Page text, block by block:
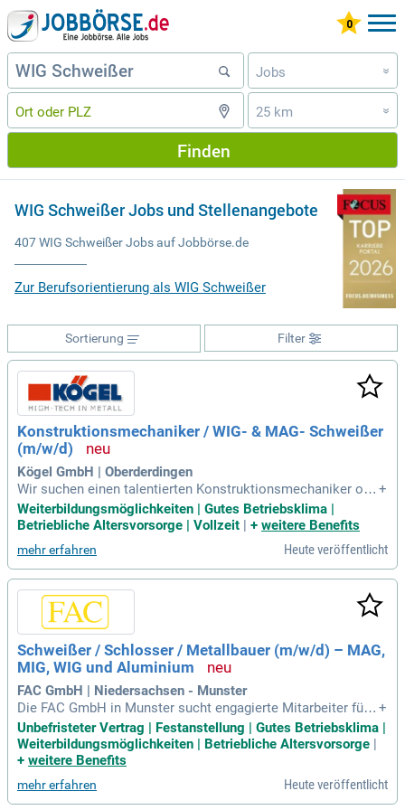
Jobs »
25 km »
Finden
WIG Schweißer Jobs und Stellenangebote
407 WIG Schweißer Jobs auf Jobbörse.de
Zur Berufsorientierung als WIG Schweißer
Filter
Sortierung
Konstruktionsmechaniker / WIG- & MAG- Schweißer
(m/w/d)
Kögel GmbH | Oberderdingen
Wir suchen einen talentierten Konstruktionsmechaniker ode
r WIG- & MAG-Schweißer (m/w/d), um unser Team zu verstä
rken. Zu den Hauptaufgaben gehören das Vorbereiten von S
chweißnähten, das Heften sowie das WIG- und MAG-Schwei
ßen. Zudem sind Sie verantwortlich für die Durchführung vo
n Sicht- und Qualitätskontrollen der gefertigten Werkstücke.
Eine abgeschlossene technische Berufsausbildung und meh
rjährige Erfahrung im Schweißen sind essenziell. Wir schätz
en eine selbstständige und sorgfältige Arbeitsweise sowie
Teamfähigkeit. Profitieren Sie von einem abwechslungsreic
hen Arbeitsplatz in einem dynamischen Unternehmen, das
Wert auf Engagement und Zuverlässigkeit legt.
+
Weiterbildungsmöglichkeiten | Gutes Betriebsklima |
Betriebliche Altersvorsorge | Vollzeit | + weitere Benefits
mehr erfahren Heute veröffentlicht
Schweißer / Schlosser / Metallbauer (m/w/d) – MAG,
MIG, WIG und Aluminium
FAC GmbH | Niedersachsen - Munster
Die FAC GmbH in Munster sucht engagierte Mitarbeiter für v
erschiedene Positionen in der Metallbearbeitung. Wir bieten
Stellen für Aluminiumschweißer (WIG, MIG), Schlosser und
Metallbauer sowie MAG-Schweißer für Stahlbaugruppen. Erf
nicht zwingend erforderlich. Entscheidend sind Handwerkst
alent, Präzision und Enthusiasmus für anspruchsvolle Proje
+
Unbefristeter Vertrag | Festanstellung | Gutes Betriebsklima |
Weiterbildungsmöglichkeiten | Betriebliche Altersvorsorge
+ weitere Benefits
mehr erfahren Heute veröffentlicht